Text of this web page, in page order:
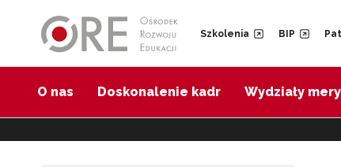
Szkolenia BIP
O nas Doskonalenie kadr Wydziały